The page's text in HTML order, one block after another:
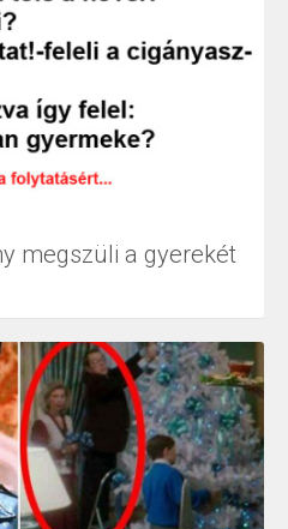
megszüli a gyerekét